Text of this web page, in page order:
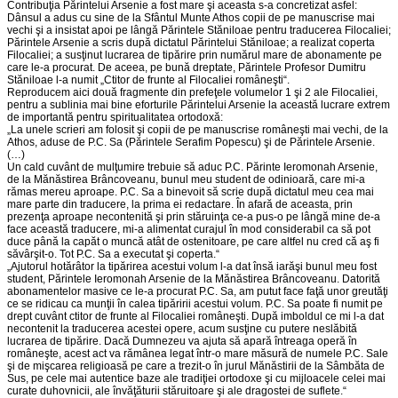
Contribuţia Părintelui Arsenie a fost mare şi aceasta s-a concretizat asfel:
Dânsul a adus cu sine de la Sfântul Munte Athos copii de pe manuscrise mai
vechi şi a insistat apoi pe lângă Părintele Stăniloae pentru traducerea Filocaliei;
Părintele Arsenie a scris după dictatul Părintelui Stăniloae; a realizat coperta
Filocaliei; a susţinut lucrarea de tipărire prin numărul mare de abonamente pe
care le-a procurat. De aceea, pe bună dreptate, Părintele Profesor Dumitru
Stăniloae l-a numit „Ctitor de frunte al Filocaliei româneşti“.
Reproducem aici două fragmente din prefeţele volumelor 1 şi 2 ale Filocaliei,
pentru a sublinia mai bine eforturile Părintelui Arsenie la această lucrare extrem
de importantă pentru spiritualitatea ortodoxă:
„La unele scrieri am folosit şi copii de pe manuscrise româneşti mai vechi, de la
Athos, aduse de P.C. Sa (Părintele Serafim Popescu) şi de Părintele Arsenie.
(…)
Un cald cuvânt de mulţumire trebuie să aduc P.C. Părinte Ieromonah Arsenie,
de la Mănăstirea Brâncoveanu, bunul meu student de odinioară, care mi-a
rămas mereu aproape. P.C. Sa a binevoit să scrie după dictatul meu cea mai
mare parte din traducere, la prima ei redactare. În afară de aceasta, prin
prezenţa aproape necontenită şi prin stăruinţa ce-a pus-o pe lângă mine de-a
face această traducere, mi-a alimentat curajul în mod considerabil ca să pot
duce până la capăt o muncă atât de ostenitoare, pe care altfel nu cred că aş fi
săvârşit-o. Tot P.C. Sa a executat şi coperta.“
„Ajutorul hotărâtor la tipărirea acestui volum l-a dat însă iarăşi bunul meu fost
student, Părintele Ieromonah Arsenie de la Mănăstirea Brâncoveanu. Datorită
abonamentelor masive ce le-a procurat P.C. Sa, am putut face faţă unor greutăţi
ce se ridicau ca munţii în calea tipăririi acestui volum. P.C. Sa poate fi numit pe
drept cuvânt ctitor de frunte al Filocaliei româneşti. După imboldul ce mi l-a dat
necontenit la traducerea acestei opere, acum susţine cu putere neslăbită
lucrarea de tipărire. Dacă Dumnezeu va ajuta să apară întreaga operă în
româneşte, acest act va rămânea legat într-o mare măsură de numele P.C. Sale
şi de mişcarea religioasă pe care a trezit-o în jurul Mănăstirii de la Sâmbăta de
Sus, pe cele mai autentice baze ale tradiţiei ortodoxe şi cu mijloacele celei mai
curate duhovnicii, ale învăţăturii stăruitoare şi ale dragostei de suflete.“